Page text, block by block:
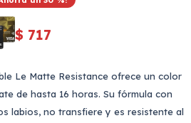
$ 717
Le Matte Resistance ofrece un color
de hasta 16 horas. Su fórmula con
labios, no transfiere y es resistente al